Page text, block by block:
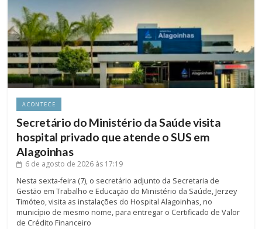
ACONTECE
Secretário do Ministério da Saúde visita
hospital privado que atende o SUS em
Alagoinhas
6 de agosto de 2026 às 17:19
Nesta sexta-feira (7), o secretário adjunto da Secretaria de
Gestão em Trabalho e Educação do Ministério da Saúde, Jerzey
Timóteo, visita as instalações do Hospital Alagoinhas, no
município de mesmo nome, para entregar o Certificado de Valor
de Crédito Financeiro